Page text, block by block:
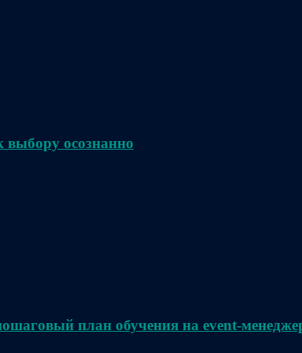
осознанно
план обучения на event-